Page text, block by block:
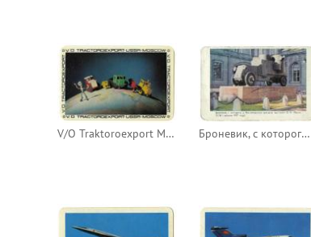
V/O Traktoroexport Moscow USSR Броневик, с которого у финляндского вокзала выступал В. И. Ленин 3 (16) апреля 1917 года